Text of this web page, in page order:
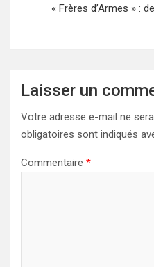
« Frères d’Armes » :
Laisser un
Votre adresse e-mail ne
obligatoires sont indiqués
Commentaire *